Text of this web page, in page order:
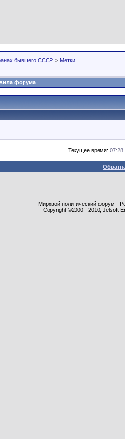
бывшего СССР. > Метки
форума
Текущее время: 07:28
Мировой политический форум -
Copyright ©2000 - 2010, Jelsoft